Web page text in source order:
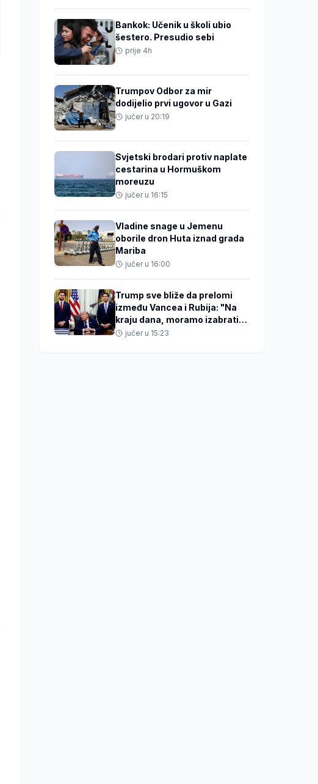
Bankok: Učenik u školi ubio
šestero. Presudio sebi
prije 4h
Trumpov Odbor za mir
dodijelio prvi ugovor u Gazi
jučer u 20:19
Svjetski brodari protiv naplate
cestarina u Hormuškom
moreuzu
jučer u 16:15
Vladine snage u Jemenu
oborile dron Huta iznad grada
Mariba
jučer u 16:00
Trump sve bliže da prelomi
između Vancea i Rubija: "Na
kraju dana, moramo izabrati
JD-ja"
jučer u 15:23